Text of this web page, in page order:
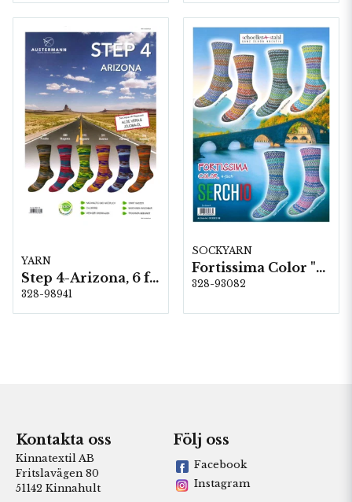
YARN
Step 4-Arizona, 6 färger á 1,0 kg.
328-98941
SOCKYARN
Fortissima Color "Serchio" 4-fach, 6 färger á 1,0 kg.
328-93082
Kontakta oss
Kinnatextil AB
Fritslavägen 80
51142 Kinnahult
Följ oss
Facebook
Instagram